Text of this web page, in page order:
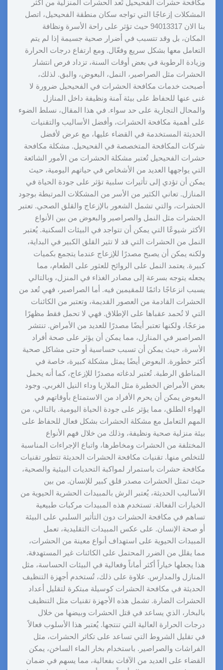
مكافحة حشرات الفحيحيل تُعد الحشرات المنزلية من أكثر
المشكلات إزعاجًا التي تواجه سكان منطقة الفحيحيل، اتصل
بنا الان 94013317 حيث تؤثر على راحة الأسرة ونظافة
المكان، بل وقد تتسبب في أضرار صحية جسيمة إذا لم يتم
التعامل معها بشكل سريع وفعّال. ومع ارتفاع درجات الحرارة
وزيادة الرطوبة في بعض أوقات السنة، تزداد فرص انتشار
الحشرات مثل الصراصير، النمل، البعوض، والبق. لذلك،
أصبحت خدمات مكافحة الحشرات في الفحيحيل ضرورة لا
غنى عنها للحفاظ على بيئة آمنة ونظيفة داخل المنازل
والمحال التجارية على حد سواء. في هذا المقال، نسلط الضوء
على أهمية مكافحة الحشرات، وأفضل الأساليب والتقنيات
الحديثة المستخدمة في القضاء عليها، مع عرض لأفضل
شركات المكافحة المتخصصة في الفحيحيل. مشكلة مكافحة
حشرات الفحيحيل تُعتبر مشكلة الحشرات من الأمور الشائعة
التي يواجهها العديد من الأشخاص في حياتهم اليومية، حيث
يمكن أن تؤدي إلى تأثيرات سلبية تؤثر على جودة الحياة في
المنازل. تعاني الكثير من الأسر من المشكلات المرتبطة بوجود
الحشرات، والتي تشمل الشعور بالإزعاج والقلق الصحي. تعتبر
الحشرات مثل النمل والصراصير والبعوض من بين الأنواع
الأكثر شيوعًا التي يمكن أن تتواجد في البيئات السكنية. يُعتبر
النمل من الحشرات التي قد لا تثير القلق الكبير في البداية،
ولكنه يمكن أن يصبح مصدرًا للإزعاج عندما يتجمع بكميات
كبيرة. يعتمد النمل على الروائح للعثور على الطعام، مما
يجعله يتوجه بسرعة إلى مصادر الغذاء في المنزل، وبالتالي
يسبب انزعاجًا دائمًا للمقيمين فيه. أما الصراصير، فهي تُعد من
الحشرات القادمة من العصور القديمة، وتعتبر من الكائنات
التي لا تُحمد عقباها على الإطلاق. فهي لا تحمل فقط مظهرًا
مزعجًا، ولكنها تعتبر أيضًا مصدرًا للعديد من الأمراض. تنتشر
الصراصير في المنازل، مما يمكن أن يؤثر على صحة أفراد
الأسرة، حيث يمكن أن تسبب حساسية أو حتى مشاكل صحية
أكثر خطورة. البعوض أيضًا يمثل مشكلة كبيرة، خاصة في
المناطق الرطبة. تُعتبر لدغاته مصدرًا للإزعاج، كما أنه يحمل
بعض الأمراض الخطيرة مثل الملاريا وداء النيل الغربي. وجود
البعوض يمكن أن يحرم الأفراد من الاستمتاع بأوقاتهم في
الهواء الطلق، مما يؤثر على جودة الحياة اليومية. بالتالي، من
المهم التعامل مع مشكلة الحشرات بشكل فعال للحفاظ على
بيئة منزلية صحية ونظيفة، وذلك من خلال فهم الأنواع
المختلفة من الحشرات ومخاطرها، واتباع الإجراءات المناسبة
للتخلص منها. تقنيات مكافحة الحشرات الحديثة تتطور تقنيات
مكافحة حشرات باستمرار لمواكبة التحديات البيئية والصحية،
حيث تمثل الحشرات مصدر قلق كبير للإنسان. من بين
الأساليب الحديثة، يُعتبر الرش بالمبيدات الحشرية الحيوية من
الخيارات الفعالة. تستخدم هذه المبيدات مركبات طبيعية
تساهم في مكافحة الحشرات دون التأثير السلبي على البيئة
أو صحة الإنسان. على عكس المبيدات التقليدية، تعمل
المبيدات الحيوية على استهداف أنواع معينة من الحشرات،
مما يقلل من الضرر المحتمل على الكائنات غير المستهدفة.
هذا يجعلها خياراً أكثر أماناً وفعالية في البيئات الحساسة، مثل
المنازل والمدارس. علاوة على ذلك، تُستخدم أجهزة التنظيف
الحديثة في مكافحة الحشرات كوسيلة مبتكرة لتقليل أعداد
الحشرات الضارة. تشمل هذه الأجهزة تقنيات مثل التنظيف
بالبخار، الذي يساعد في قتل الحشرات وبيضها من خلال
درجات الحرارة العالية التي تنتجها. يُعتبر هذا الأسلوب فعالاً
في تقليل الشروط التي تساعد على تكاثر الحشرات، مثل
الفراشات والصراصير. باستخدام بخار الماء الساخن، يمكن
القضاء على العديد من الآفات بفعالية، مما يسهم في ضمان